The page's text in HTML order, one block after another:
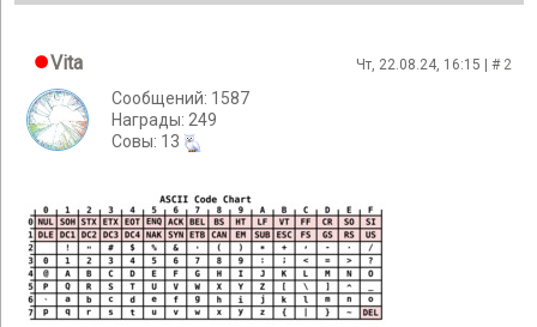
Vita Чт, 22.08.24, 16:15 | # 2
Сообщений: 1587
Награды: 249
Cовы: 13